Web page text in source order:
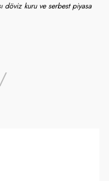
döviz kuru ve serbest piyasa